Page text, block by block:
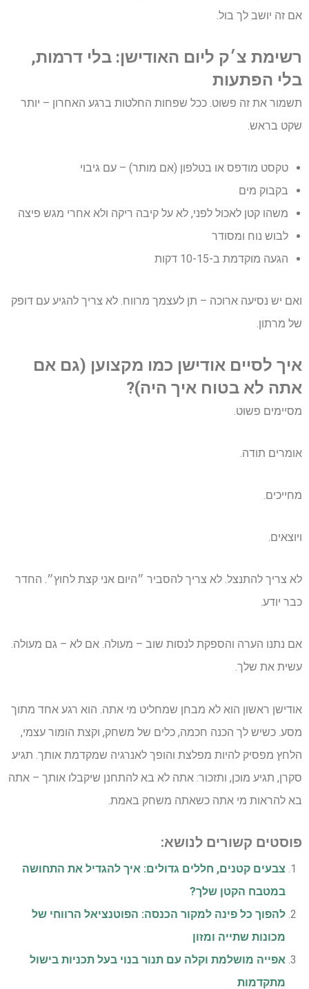
אם זה יושב לך בול.
רשימת צ׳ק ליום האודישן: בלי דרמות,
בלי הפתעות
תשמור את זה פשוט. ככל שפחות החלטות ברגע האחרון – יותר
שקט בראש.
טקסט מודפס או בטלפון (אם מותר) – עם גיבוי
בקבוק מים
משהו קטן לאכול לפני, לא על קיבה ריקה ולא אחרי מגש פיצה
לבוש נוח ומסודר
הגעה מוקדמת ב-10-15 דקות
ואם יש נסיעה ארוכה – תן לעצמך מרווח. לא צריך להגיע עם דופק
של מרתון.
איך לסיים אודישן כמו מקצוען (גם אם
אתה לא בטוח איך היה)?
מסיימים פשוט.
אומרים תודה.
מחייכים.
ויוצאים.
לא צריך להתנצל. לא צריך להסביר ״היום אני קצת לחוץ״. החדר
כבר יודע.
אם נתנו הערה והספקת לנסות שוב – מעולה. אם לא – גם מעולה.
עשית את שלך.
אודישן ראשון הוא לא מבחן שמחליט מי אתה. הוא רגע אחד מתוך
מסע. כשיש לך הכנה חכמה, כלים של משחק, וקצת הומור עצמי,
הלחץ מפסיק להיות מפלצת והופך לאנרגיה שמקדמת אותך. תגיע
סקרן, תגיע מוכן, ותזכור: אתה לא בא להתחנן שיקבלו אותך – אתה
בא להראות מי אתה כשאתה משחק באמת.
פוסטים קשורים לנושא:
צבעים קטנים, חללים גדולים: איך להגדיל את התחושה
במטבח הקטן שלך?
להפוך כל פינה למקור הכנסה: הפוטנציאל הרווחי של
מכונות שתייה ומזון
אפייה מושלמת וקלה עם תנור בנוי בעל תכניות בישול
מתקדמות